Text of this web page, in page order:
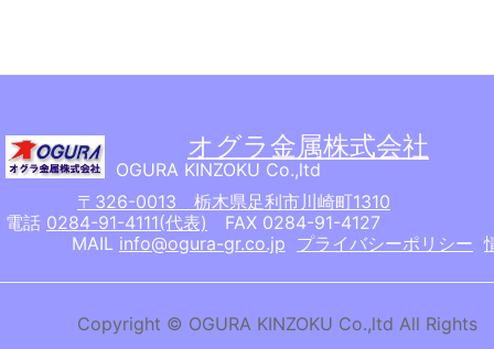
オグラ金属株式会社
OGURA KINZOKU Co.,ltd
〒326-0013 栃木県足利市川崎町1310
電話 0284-91-4111(代表) FAX 0284-91-4127
MAIL info@ogura-gr.co.jp プライバシーポリシー
Copyright © OGURA KINZOKU Co.,ltd All Rights